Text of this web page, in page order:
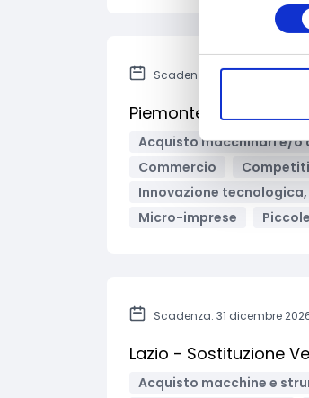
Scadenza: Ad esaurimento
Piemonte - Fondo
Acquisto macchinari e/
Commercio
Innovazione
Micro-imprese
Scadenza: 31 dicembre
Lazio - Sostituzione
Acquisto macchine e